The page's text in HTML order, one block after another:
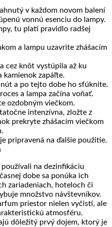
v každom novom balení
vonnú esenciu do lampy.
tu platí pravidlo radšej
a lampu uzavrite zhášacím
cez knôt vystúpila až ku
kamienok zapáľte.
a po tejto dobe ho sfúknite.
a lampa začína voňať.
ozdobným viečkom.
intenzívna, zložte z
prekryte zhášacím viečkom
pripravená na ďalšie použitie.
na dezinfikáciu
dobe sa ponúka ich
zariadeniach, hoteloch či
množstvo návštevníkov.
priestor nielen vyčistí, ale
atmosféru.
dôležitý prvý dojem, ktorý je